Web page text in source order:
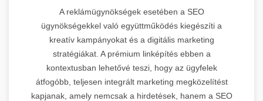
A reklámügynökségek esetében a SEO
ügynökségekkel való együttműködés kiegészíti a
kreatív kampányokat és a digitális marketing
stratégiákat. A prémium linképítés ebben a
kontextusban lehetővé teszi, hogy az ügyfelek
átfogóbb, teljesen integrált marketing megközelítést
kapjanak, amely nemcsak a hirdetések, hanem a SEO